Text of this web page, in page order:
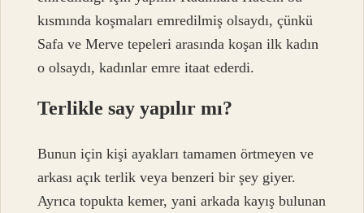
kısmında koşmaları emredilmiş olsaydı, çünkü
Safa ve Merve tepeleri arasında koşan ilk kadın
o olsaydı, kadınlar emre itaat ederdi.
Terlikle say yapılır mı?
Bunun için kişi ayakları tamamen örtmeyen ve
arkası açık terlik veya benzeri bir şey giyer.
Ayrıca topukta kemer, yani arkada kayış bulunan